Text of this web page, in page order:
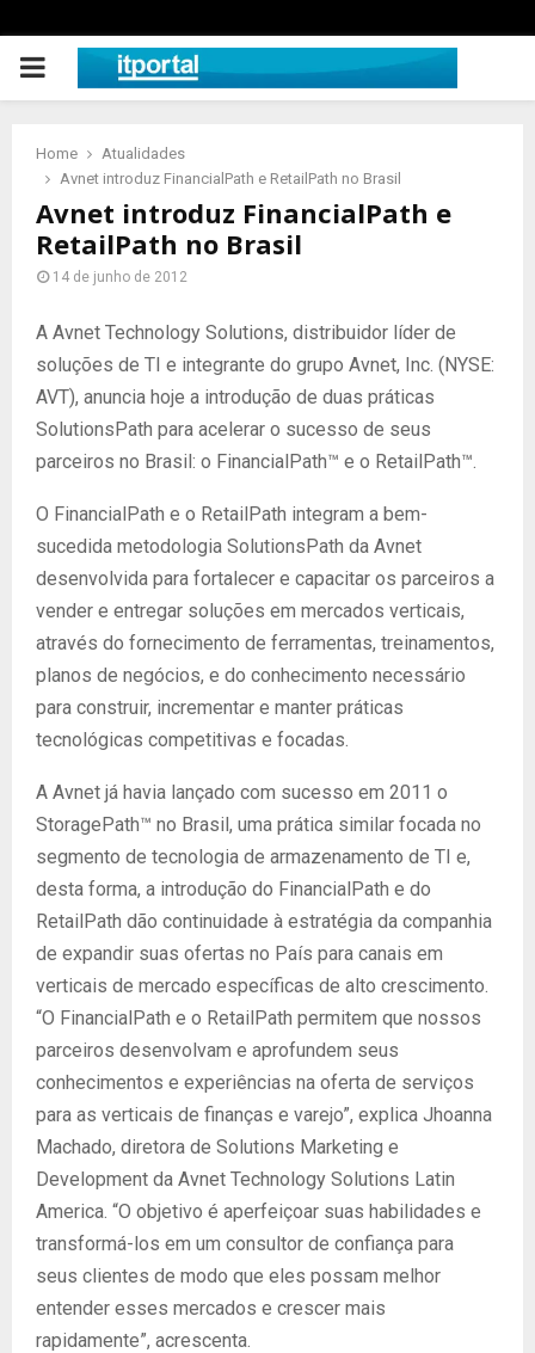
PRIMARY
Home
Atualidades
Avnet introduz FinancialPath e RetailPath no Brasil
Avnet introduz FinancialPath e
RetailPath no Brasil
14 de junho de 2012
A Avnet Technology Solutions, distribuidor líder de
soluções de TI e integrante do grupo Avnet, Inc. (NYSE:
AVT), anuncia hoje a introdução de duas práticas
SolutionsPath para acelerar o sucesso de seus
parceiros no Brasil: o FinancialPath™ e o RetailPath™.
O FinancialPath e o RetailPath integram a bem-
sucedida metodologia SolutionsPath da Avnet
desenvolvida para fortalecer e capacitar os parceiros a
vender e entregar soluções em mercados verticais,
através do fornecimento de ferramentas, treinamentos,
planos de negócios, e do conhecimento necessário
para construir, incrementar e manter práticas
tecnológicas competitivas e focadas.
A Avnet já havia lançado com sucesso em 2011 o
StoragePath™ no Brasil, uma prática similar focada no
segmento de tecnologia de armazenamento de TI e,
desta forma, a introdução do FinancialPath e do
RetailPath dão continuidade à estratégia da companhia
de expandir suas ofertas no País para canais em
verticais de mercado específicas de alto crescimento.
“O FinancialPath e o RetailPath permitem que nossos
parceiros desenvolvam e aprofundem seus
conhecimentos e experiências na oferta de serviços
para as verticais de finanças e varejo”, explica Jhoanna
Machado, diretora de Solutions Marketing e
Development da Avnet Technology Solutions Latin
America. “O objetivo é aperfeiçoar suas habilidades e
transformá-los em um consultor de confiança para
seus clientes de modo que eles possam melhor
entender esses mercados e crescer mais
rapidamente”, acrescenta.